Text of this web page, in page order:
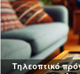
Τηλεοπτικό